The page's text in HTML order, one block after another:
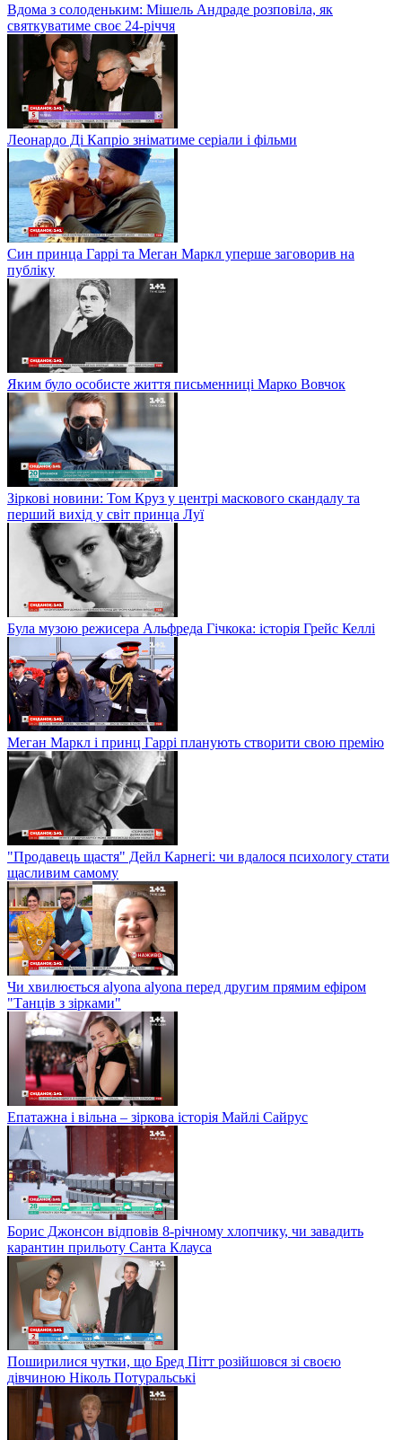
Вдома з солоденьким: Мішель Андраде розповіла, як
святкуватиме своє 24-річчя
Леонардо Ді Капріо зніматиме серіали і фільми
Син принца Гаррі та Меган Маркл уперше заговорив на
публіку
Яким було особисте життя письменниці Марко Вовчок
Зіркові новини: Том Круз у центрі маскового скандалу та
перший вихід у світ принца Луї
Була музою режисера Альфреда Гічкока: історія Грейс Келлі
Меган Маркл і принц Гаррі планують створити свою премію
"Продавець щастя" Дейл Карнегі: чи вдалося психологу стати
щасливим самому
Чи хвилюється alyona alyona перед другим прямим ефіром
"Танців з зірками"
Епатажна і вільна – зіркова історія Майлі Сайрус
Борис Джонсон відповів 8-річному хлопчику, чи завадить
карантин прильоту Санта Клауса
Поширилися чутки, що Бред Пітт розійшовся зі своєю
дівчиною Ніколь Потуральські